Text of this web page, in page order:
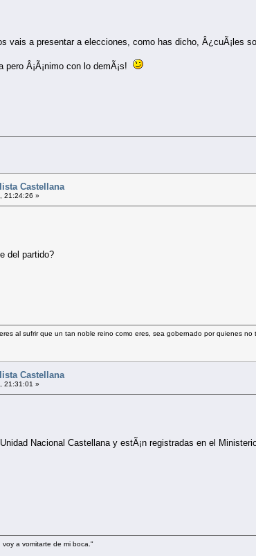
vais a presentar a elecciones, como has dicho, Â¿cuÃ¡les
Â¡Ã¡nimo con lo demÃ¡s!
Castellana
21:24:26 »
del partido?
al sufrir que un tan noble reino como eres, sea gobernado por quienes no
Castellana
21:31:01 »
Nacional Castellana y estÃ¡n registradas en el
a vomitarte de mi boca."